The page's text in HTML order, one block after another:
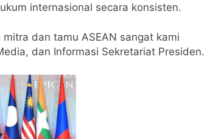
internasional secara konsisten.
dan tamu ASEAN sangat kami
dan Informasi Sekretariat Presiden.